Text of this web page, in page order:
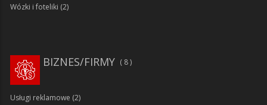
Wózki i foteliki (2)
8
BIZNES/FIRMY
Usługi reklamowe (2)